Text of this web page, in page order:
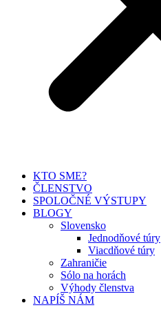
KTO SME?
ČLENSTVO
SPOLOČNÉ VÝSTUPY
BLOGY
Slovensko
Jednodňové túry
Viacdňové túry
Zahraničie
Sólo na horách
Výhody členstva
NAPÍŠ NÁM